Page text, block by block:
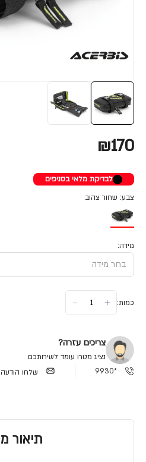
₪170
לבדיקת מלאי בסניפים
צבע: שחור צהוב
מידה:
כמות:
צריכים עזרה?
נציג מטרו עומד לשירותכם
*9930
שלחו הודעה
תיאור